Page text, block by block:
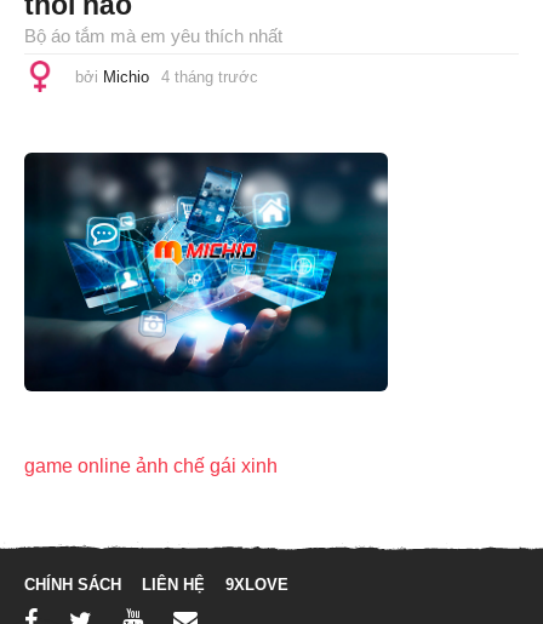
Bộ áo tắm mà em yêu thích nhất
bởi Michio 4 tháng trước
t
r
ư
ớ
c
game online ảnh chế gái xinh
CHÍNH SÁCH LIÊN HỆ 9XLOVE